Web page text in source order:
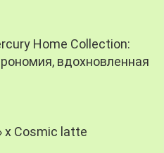
Home Collection:
вдохновленная
х Cosmic latte